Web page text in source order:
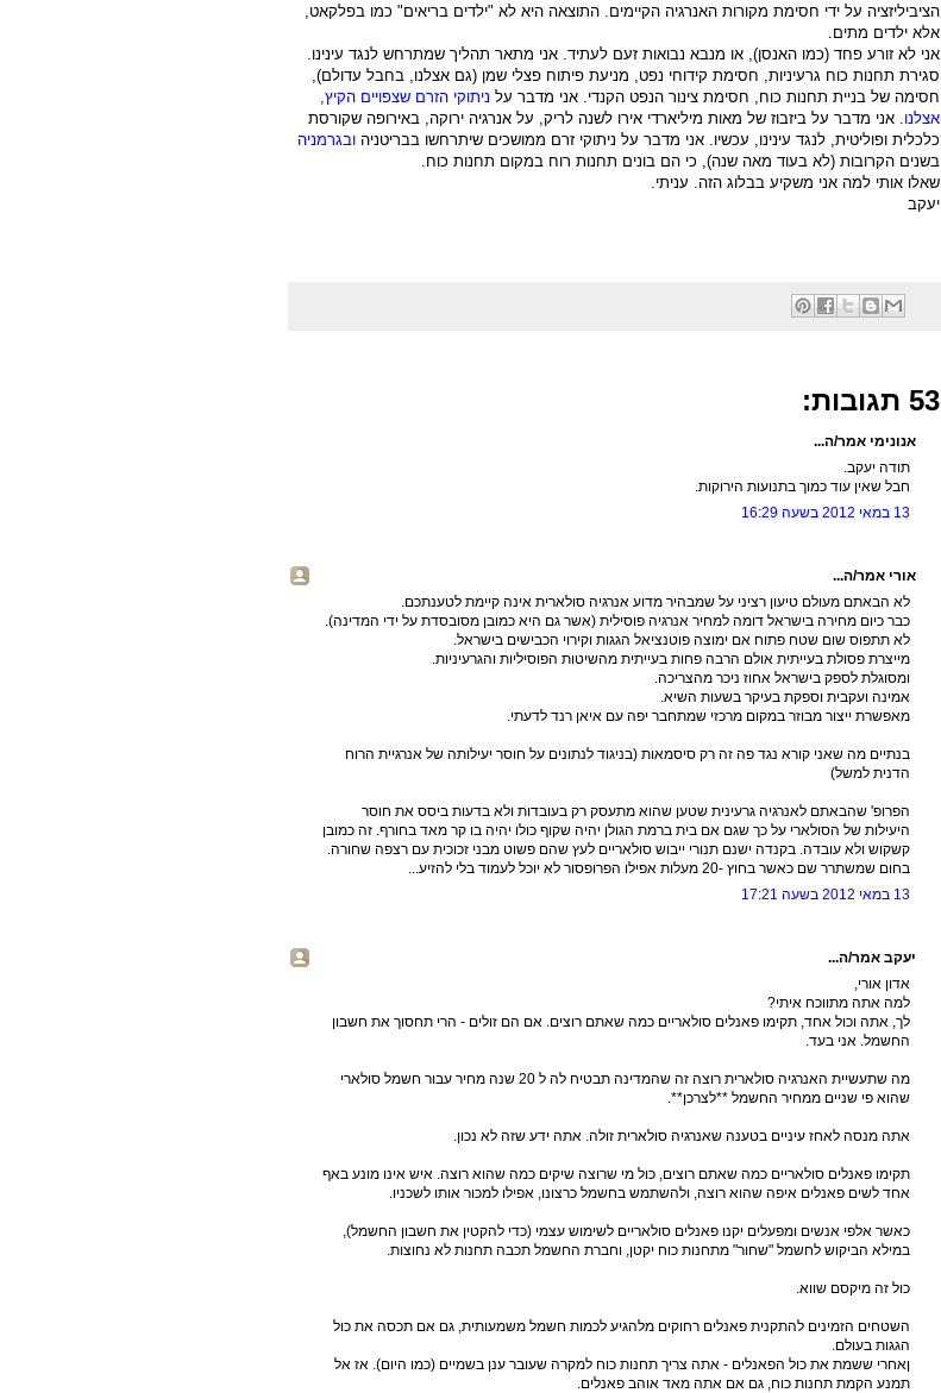
הציביליזציה על ידי חסימת מקורות האנרגיה הקיימים. התוצאה היא לא "ילדים בריאים" כמו בפלקאט,
אלא ילדים מתים.
אני לא זורע פחד (כמו האנסן), או מנבא נבואות זעם לעתיד. אני מתאר תהליך שמתרחש לנגד עינינו.
סגירת תחנות כוח גרעיניות, חסימת קידוחי נפט, מניעת פיתוח פצלי שמן (גם אצלנו, בחבל עדולם),
חסימה של בניית תחנות כוח, חסימת צינור הנפט הקנדי. אני מדבר על ניתוקי הזרם שצפויים הקיץ,
אצלנו . אני מדבר על ביזבוז של מאות מיליארדי אירו לשנה לריק, על אנרגיה ירוקה, באירופה שקורסת
כלכלית ופוליטית, לנגד עינינו, עכשיו. אני מדבר על ניתוקי זרם ממושכים שיתרחשו בבריטניה ובגרמניה
בשנים הקרובות (לא בעוד מאה שנה), כי הם בונים תחנות רוח במקום תחנות כוח.
שאלו אותי למה אני משקיע בבלוג הזה. עניתי.
יעקב
53 תגובות:
אנונימי אמר/ה...
תודה יעקב.
חבל שאין עוד כמוך בתנועות הירוקות.
13 במאי 2012 בשעה 16:29
אורי אמר/ה...
לא הבאתם מעולם טיעון רציני על שמבהיר מדוע אנרגיה סולארית אינה קיימת לטענתכם.
כבר כיום מחירה בישראל דומה למחיר אנרגיה פוסילית (אשר גם היא כמובן מסובסדת על ידי המדינה).
לא תתפוס שום שטח פתוח אם ימוצה פוטנציאל הגגות וקירוי הכבישים בישראל.
מייצרת פסולת בעייתית אולם הרבה פחות בעייתית מהשיטות הפוסיליות והגרעיניות.
ומסוגלת לספק בישראל אחוז ניכר מהצריכה.
אמינה ועקבית וספקת בעיקר בשעות השיא.
מאפשרת ייצור מבוזר במקום מרכזי שמתחבר יפה עם איאן רנד לדעתי.
בנתיים מה שאני קורא נגד פה זה רק סיסמאות (בניגוד לנתונים על חוסר יעילותה של אנרגיית הרוח
הדנית למשל)
הפרופ' שהבאתם לאנרגיה גרעינית שטען שהוא מתעסק רק בעובדות ולא בדעות ביסס את חוסר
היעילות של הסולארי על כך שגם אם בית ברמת הגולן יהיה שקוף כולו יהיה בו קר מאד בחורף. זה כמובן
קשקוש ולא עובדה. בקנדה ישנם תנורי ייבוש סולאריים לעץ שהם פשוט מבני זכוכית עם רצפה שחורה.
בחום שמשתרר שם כאשר בחוץ -20 מעלות אפילו הפרופסור לא יוכל לעמוד בלי להזיע...
13 במאי 2012 בשעה 17:21
יעקב אמר/ה...
אדון אורי,
למה אתה מתווכח איתי?
לך, אתה וכול אחד, תקימו פאנלים סולאריים כמה שאתם רוצים. אם הם זולים - הרי תחסוך את חשבון
החשמל. אני בעד.
מה שתעשיית האנרגיה סולארית רוצה זה שהמדינה תבטיח לה ל 20 שנה מחיר עבור חשמל סולארי
שהוא פי שניים ממחיר החשמל **לצרכן**.
אתה מנסה לאחז עיניים בטענה שאנרגיה סולארית זולה. אתה ידע שזה לא נכון.
תקימו פאנלים סולאריים כמה שאתם רוצים, כול מי שרוצה שיקים כמה שהוא רוצה. איש אינו מונע באף
אחד לשים פאנלים איפה שהוא רוצה, ולהשתמש בחשמל כרצונו, אפילו למכור אותו לשכניו.
כאשר אלפי אנשים ומפעלים יקנו פאנלים סולאריים לשימוש עצמי (כדי להקטין את חשבון החשמל),
במילא הביקוש לחשמל "שחור" מתחנות כוח יקטן, וחברת החשמל תכבה תחנות לא נחוצות.
כול זה מיקסם שווא.
השטחים הזמינים להתקנית פאנלים רחוקים מלהגיע לכמות חשמל משמעותית, גם אם תכסה את כול
הגגות בעולם.
ןאחרי ששמת את כול הפאנלים - אתה צריך תחנות כוח למקרה שעובר ענן בשמיים (כמו היום). אז אל
תמנע הקמת תחנות כוח, גם אם אתה מאד אוהב פאנלים.